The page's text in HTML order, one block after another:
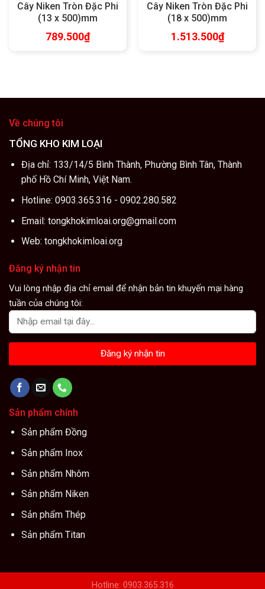
Cây Niken Tròn Đặc Phi
(13 x 500)mm
789.500₫
Cây Niken Tròn Đặc Phi
(18 x 500)mm
1.513.500₫
Về chúng tôi
TỔNG KHO KIM LOẠI
Địa chỉ: 133/14/5 Bình Thành, Phường Bình Tân, Thành
phố Hồ Chí Minh, Việt Nam.
Hotline: 0903.365.316 - 0902.280.582
Email: tongkhokimloai.org@gmail.com
Web: tongkhokimloai.org
Đăng ký nhận tin
Vui lòng nhập địa chỉ email để nhận bản tin khuyến mại hàng
tuần của chúng tôi:
Sản phẩm chính
Sản phẩm Đồng
Sản phẩm Inox
Sản phẩm Nhôm
Sản phẩm Niken
Sản phẩm Thép
Sản phẩm Titan
Hotline: 0903.365.316